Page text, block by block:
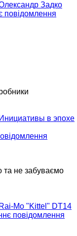
Задко
повідомлення
в эпохе
та не забуваємо
Mo "Kittel" DT14
повідомлення